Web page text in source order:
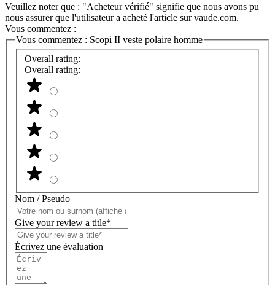
Veuillez noter que : "Acheteur vérifié" signifie que nous avons pu
nous assurer que l'utilisateur a acheté l'article sur vaude.com.
Vous commentez :
Vous commentez : Scopi II veste polaire homme
Overall rating:
Overall rating:
Nom / Pseudo
Give your review a title*
Écrivez une évaluation